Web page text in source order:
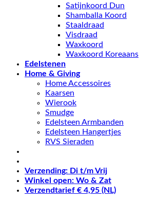
Satijnkoord Dun
Shamballa Koord
Staaldraad
Visdraad
Waxkoord
Waxkoord Koreaans
Edelstenen
Home & Giving
Home Accessoires
Kaarsen
Wierook
Smudge
Edelsteen Armbanden
Edelsteen Hangertjes
RVS Sieraden
Verzending: Di t/m Vrij
Winkel open: Wo & Zat
Verzendtarief € 4,95 (NL)